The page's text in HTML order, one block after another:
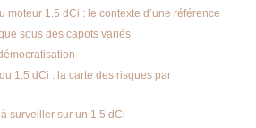
moteur 1.5 dCi : le contexte d’une référence
sous des capots variés
1.5 dCi : la carte des risques par
surveiller sur un 1.5 dCi